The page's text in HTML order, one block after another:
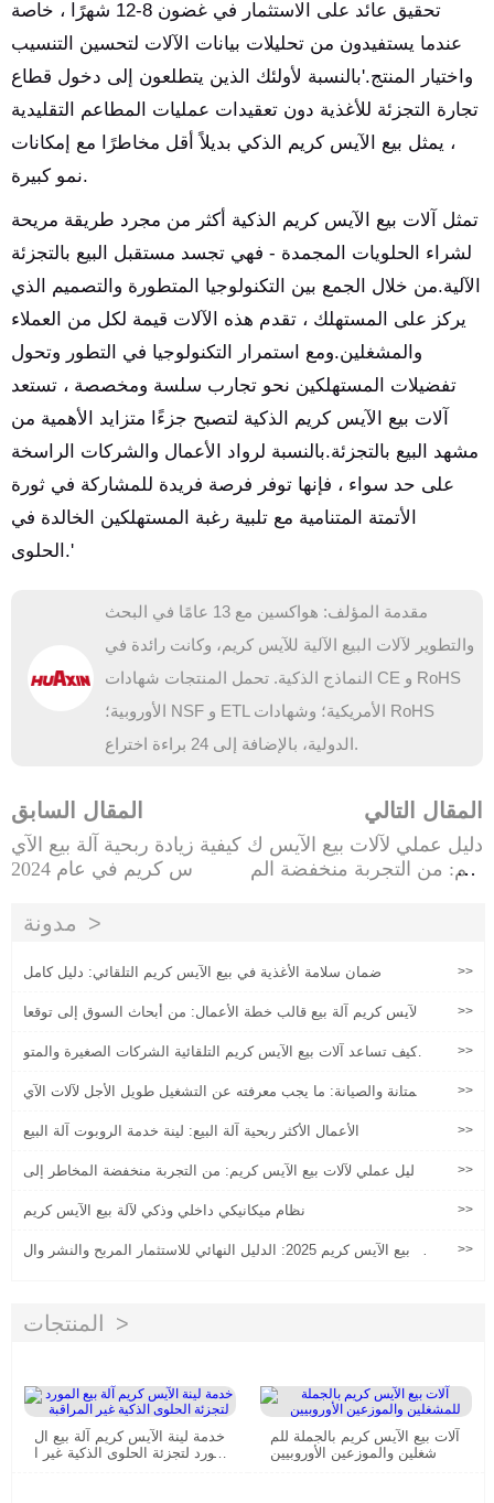
تحقيق عائد على الاستثمار في غضون 8-12 شهرًا ، خاصة
عندما يستفيدون من تحليلات بيانات الآلات لتحسين التنسيب
واختيار المنتج.'بالنسبة لأولئك الذين يتطلعون إلى دخول قطاع
تجارة التجزئة للأغذية دون تعقيدات عمليات المطاعم التقليدية
، يمثل بيع الآيس كريم الذكي بديلاً أقل مخاطرًا مع إمكانات
نمو كبيرة.
تمثل آلات بيع الآيس كريم الذكية أكثر من مجرد طريقة مريحة
لشراء الحلويات المجمدة - فهي تجسد مستقبل البيع بالتجزئة
الآلية.من خلال الجمع بين التكنولوجيا المتطورة والتصميم الذي
يركز على المستهلك ، تقدم هذه الآلات قيمة لكل من العملاء
والمشغلين.ومع استمرار التكنولوجيا في التطور وتحول
تفضيلات المستهلكين نحو تجارب سلسة ومخصصة ، تستعد
آلات بيع الآيس كريم الذكية لتصبح جزءًا متزايد الأهمية من
مشهد البيع بالتجزئة.بالنسبة لرواد الأعمال والشركات الراسخة
على حد سواء ، فإنها توفر فرصة فريدة للمشاركة في ثورة
الأتمتة المتنامية مع تلبية رغبة المستهلكين الخالدة في
الحلوى.'
مقدمة المؤلف: هواكسين مع 13 عامًا في البحث
والتطوير لآلات البيع الآلية للآيس كريم، وكانت رائدة في
النماذج الذكية. تحمل المنتجات شهادات CE و RoHS
الأوروبية؛ NSF و ETL الأمريكية؛ وشهادات RoHS
الدولية، بالإضافة إلى 24 براءة اختراع.
المقال السابق
كيفية زيادة ربحية آلة بيع الآي
س كريم في عام 2024
المقال التالي
دليل عملي لآلات بيع الآيس ك
ريم: من التجربة منخفضة الم
مدونة
ضمان سلامة الأغذية في بيع الآيس كريم التلقائي: دليل كامل >>
الآيس كريم آلة بيع قالب خطة الأعمال: من أبحاث السوق إلى توقعا
>>
كيف تساعد آلات بيع الآيس كريم التلقائية الشركات الصغيرة والمتو
>>
المتانة والصيانة: ما يجب معرفته عن التشغيل طويل الأجل لآلات الآي
>>
الأعمال الأكثر ربحية آلة البيع: لينة خدمة الروبوت آلة البيع >>
دليل عملي لآلات بيع الآيس كريم: من التجربة منخفضة المخاطر إلى
>>
نظام ميكانيكي داخلي وذكي لآلة بيع الآيس كريم >>
آلة بيع الآيس كريم 2025: الدليل النهائي للاستثمار المربح والنشر وال
>>
المنتجات
خدمة لينة الآيس كريم آلة بيع ال
مورد لتجزئة الحلوى الذكية غير ا
آلات بيع الآيس كريم بالجملة للم
شغلين والموزعين الأوروبيين